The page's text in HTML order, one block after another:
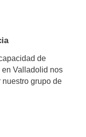
de
Valladolid nos
grupo de